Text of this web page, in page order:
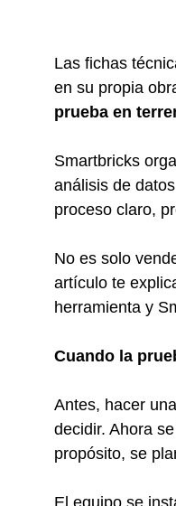
Las fichas
en su propia
prueba en
Smartbricks
análisis de
proceso claro,
No es solo
artículo te
herramienta y
Cuando la
Antes, hacer
decidir. Ahora
propósito, se
El equipo se